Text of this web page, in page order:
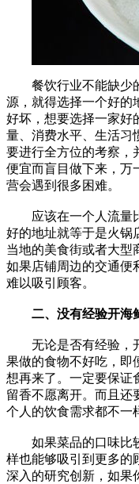
餐饮行业不能缺少
源，就得选择一个好的
好坏，想要选择一家好
量、消费水平、生活习
要进行全方位的考察，
便宜而盲目做下来，万
营会遇到很多困难。
应该在一个人流量比
好的地址就等于是火锅
当地的美食街或者大型
如果店铺周边的交通便
难以吸引顾客。
二、没有经验开海
无论是否有经验，开
果做的食物不好吃，即
想再来了。一定要保证
留香不愿离开。而且还
个人的饮食需求都不一
如果菜品的口味比较
样也能够吸引到更多的
深入的研究创新，如果